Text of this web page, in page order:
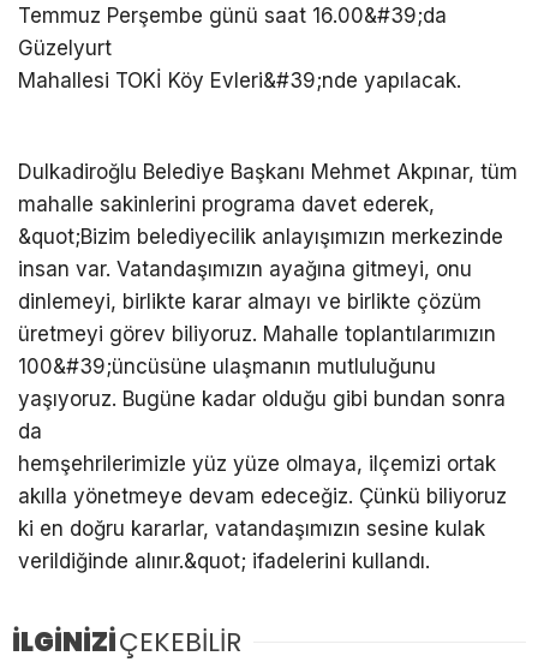
Temmuz Perşembe günü saat 16.00&#39;da
Güzelyurt
Mahallesi TOKİ Köy Evleri&#39;nde yapılacak.
Dulkadiroğlu Belediye Başkanı Mehmet Akpınar, tüm
mahalle sakinlerini programa davet ederek,
&quot;Bizim belediyecilik anlayışımızın merkezinde
insan var. Vatandaşımızın ayağına gitmeyi, onu
dinlemeyi, birlikte karar almayı ve birlikte çözüm
üretmeyi görev biliyoruz. Mahalle toplantılarımızın
100&#39;üncüsüne ulaşmanın mutluluğunu
yaşıyoruz. Bugüne kadar olduğu gibi bundan sonra
da
hemşehrilerimizle yüz yüze olmaya, ilçemizi ortak
akılla yönetmeye devam edeceğiz. Çünkü biliyoruz
ki en doğru kararlar, vatandaşımızın sesine kulak
verildiğinde alınır.&quot; ifadelerini kullandı.
İLGİNİZİÇEKEBİLİR